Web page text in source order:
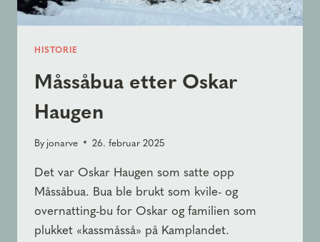
HISTORIE
Måssåbua etter Oskar
Haugen
By jonarve 26. februar 2025
Det var Oskar Haugen som satte opp
Måssåbua. Bua ble brukt som kvile- og
overnatting-bu for Oskar og familien som
plukket «kassmåsså» på Kamplandet.